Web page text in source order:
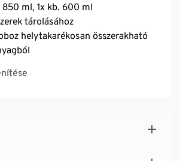
ml, 1x kb. 600 ml
tárolásához
helytakarékosan összerakható
akadályozza meg a fedél